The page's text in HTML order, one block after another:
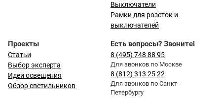
Выключатели
Рамки для розеток и
выключателей
Проекты
Статьи
Выбор эксперта
Идеи освещения
Обзор светильников
Есть вопросы? Звоните!
8 (495) 748 88 95
Для звонков по Москве
8 (812) 313 25 22
Для звонков по Санкт-
Петербургу